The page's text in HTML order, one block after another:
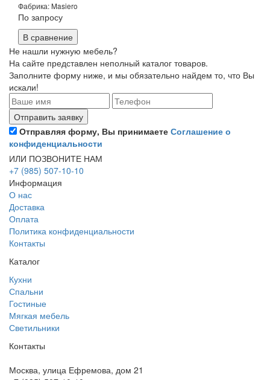
Фабрика: Masiero
По запросу
В сравнение
Не нашли нужную мебель?
На сайте представлен неполный каталог товаров.
Заполните форму ниже, и мы обязательно найдем то, что Вы
искали!
Отправляя форму, Вы принимаете Соглашение о
конфиденциальности
ИЛИ ПОЗВОНИТЕ НАМ
+7 (985) 507-10-10
Информация
О нас
Доставка
Оплата
Политика конфиденциальности
Контакты
Каталог
Кухни
Спальни
Гостиные
Мягкая мебель
Светильники
Контакты
Москва, улица Ефремова, дом 21